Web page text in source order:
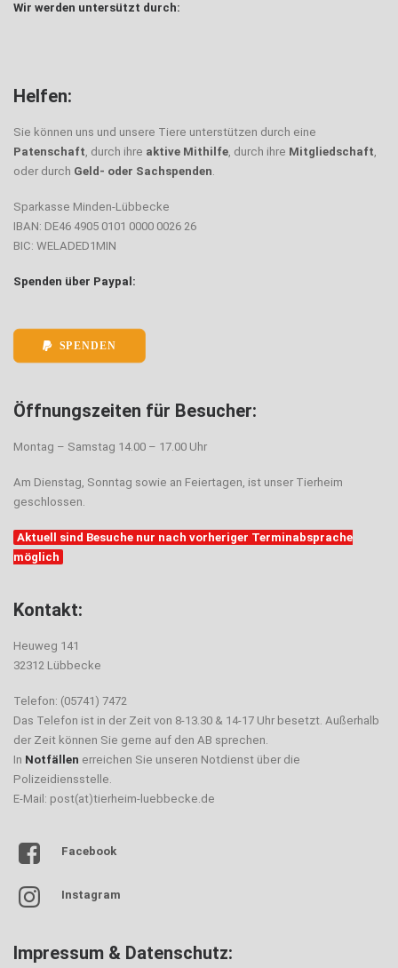
Wir werden untersützt durch:
Helfen:
Sie können uns und unsere Tiere unterstützen durch eine
Patenschaft, durch ihre aktive Mithilfe, durch ihre Mitgliedschaft,
oder durch Geld- oder Sachspenden.
Sparkasse Minden-Lübbecke
IBAN: DE46 4905 0101 0000 0026 26
BIC: WELADED1MIN
Spenden über Paypal:
SPENDEN
Öffnungszeiten für Besucher:
Montag – Samstag 14.00 – 17.00 Uhr
Am Dienstag, Sonntag sowie an Feiertagen, ist unser Tierheim
geschlossen.
Aktuell sind Besuche nur nach vorheriger Terminabsprache
möglich
Kontakt:
Heuweg 141
32312 Lübbecke
Telefon: (05741) 7472
Das Telefon ist in der Zeit von 8-13.30 & 14-17 Uhr besetzt. Außerhalb
der Zeit können Sie gerne auf den AB sprechen.
In Notfällen erreichen Sie unseren Notdienst über die
Polizeidiensstelle.
E-Mail: post(at)tierheim-luebbecke.de
Facebook
Instagram
Impressum & Datenschutz: